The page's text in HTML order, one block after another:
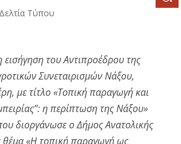
αντίθεση
συνδέσμους
συνδέσμων
Δελτία Τύπου
εισήγηση του Αντιπροέδρου της
Συνεταιρισμών Νάξου,
με τίτλο «Τοπική παραγωγή και
η περίπτωση της Νάξου»
διοργάνωσε ο Δήμος Ανατολικής
θέμα «Η τοπική παραγωγή ως